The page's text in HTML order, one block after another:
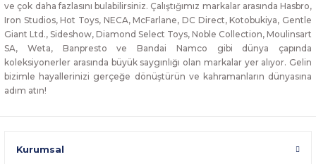
ve çok daha fazlasını bulabilirsiniz. Çalıştığımız markalar arasında Hasbro,
Iron Studios, Hot Toys, NECA, McFarlane, DC Direct, Kotobukiya, Gentle
Giant Ltd., Sideshow, Diamond Select Toys, Noble Collection, Moulinsart
SA, Weta, Banpresto ve Bandai Namco gibi dünya çapında
koleksiyonerler arasında büyük saygınlığı olan markalar yer alıyor. Gelin
bizimle hayallerinizi gerçeğe dönüştürün ve kahramanların dünyasına
adım atın!
Kurumsal